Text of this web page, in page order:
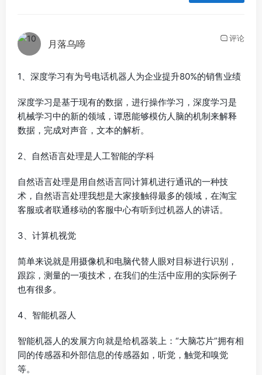
月落乌啼 评论
1、深度学习有为号电话机器人为企业提升80%的销售业绩
深度学习是基于现有的数据，进行操作学习，深度学习是
机械学习中的新的领域，谭恩能够模仿人脑的机制来解释
数据，完成对声音，文本的解析。
2、自然语言处理是人工智能的学科
自然语言处理是用自然语言同计算机进行通讯的一种技
术，自然语言处理我想是大家接触得最多的领域，在淘宝
客服或者联通移动的客服中心有听到过机器人的讲话。
3、计算机视觉
简单来说就是用摄像机和电脑代替人眼对目标进行识别，
跟踪，测量的一项技术，在我们的生活中应用的实际例子
也有很多。
4、智能机器人
智能机器人的发展方向就是给机器装上：“大脑芯片”拥有相
同的传感器和外部信息的传感器如，听觉，触觉和嗅觉
等。